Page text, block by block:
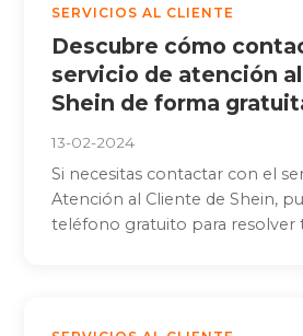
SERVICIOS AL CLIENTE
Descubre cómo
servicio de atención
Shein de forma
13-02-2024
Si necesitas contactar con el
Atención al Cliente de Shein,
teléfono gratuito para resolver